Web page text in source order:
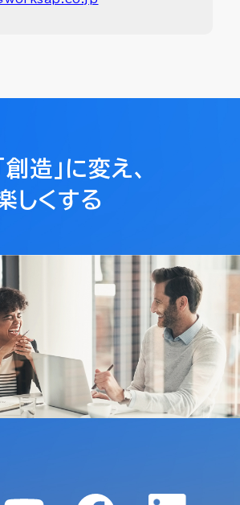
創造」に変え、
しくする